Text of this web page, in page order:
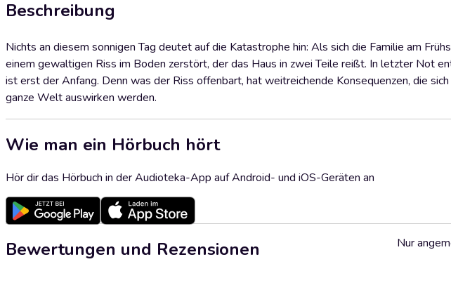
Beschreibung
Nichts an diesem sonnigen Tag deutet auf die Katastrophe hin: Als sich die Familie am
einem gewaltigen Riss im Boden zerstört, der das Haus in zwei Teile reißt. In letzter Not
ist erst der Anfang. Denn was der Riss offenbart, hat weitreichende Konsequenzen, die
ganze Welt auswirken werden.
Wie man ein Hörbuch hört
Hör dir das Hörbuch in der Audioteka-App auf Android- und iOS-Geräten an
Bewertungen und Rezensionen Nur